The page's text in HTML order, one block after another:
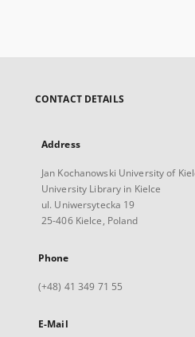
CONTACT DETAILS
Address
Jan Kochanowski University of
University Library in Kielce
ul. Uniwersytecka 19
25-406 Kielce, Poland
Phone
(+48) 41 349 71 55
E-Mail